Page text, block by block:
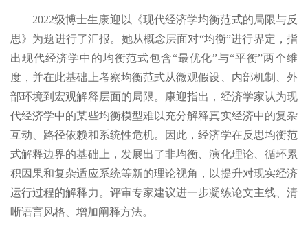
2022级博士生康迎以《现代经济学均衡范式的局限与反
思》为题进行了汇报。她从概念层面对“均衡”进行界定，指
出现代经济学中的均衡范式包含“最优化”与“平衡”两个维
度，并在此基础上考察均衡范式从微观假设、内部机制、外
部环境到宏观解释层面的局限。康迎指出，经济学家认为现
代经济学中的某些均衡模型难以充分解释真实经济中的复杂
互动、路径依赖和系统性危机。因此，经济学在反思均衡范
式解释边界的基础上，发展出了非均衡、演化理论、循环累
积因果和复杂适应系统等新的理论视角，以提升对现实经济
运行过程的解释力。评审专家建议进一步凝练论文主线、清
晰语言风格、增加阐释方法。